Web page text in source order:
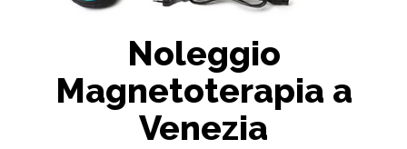
Noleggio
Magnetoterapia a
Venezia